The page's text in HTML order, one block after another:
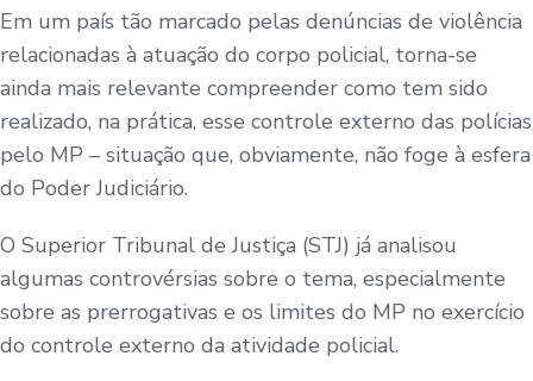
Em um país tão marcado pelas denúncias de violência
relacionadas à atuação do corpo policial, torna-se
ainda mais relevante compreender como tem sido
realizado, na prática, esse controle externo das polícias
pelo MP – situação que, obviamente, não foge à esfera
do Poder Judiciário.
O Superior Tribunal de Justiça (STJ) já analisou
algumas controvérsias sobre o tema, especialmente
sobre as prerrogativas e os limites do MP no exercício
do controle externo da atividade policial.